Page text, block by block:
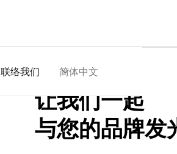
联络我们 简体中文
让我们一起
与您的品牌发